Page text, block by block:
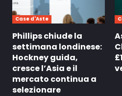
Case d'Aste
Phillips chiude la
settimana londinese:
Hockney guida,
cresce l’Asia e il
mercato continua a
selezionare